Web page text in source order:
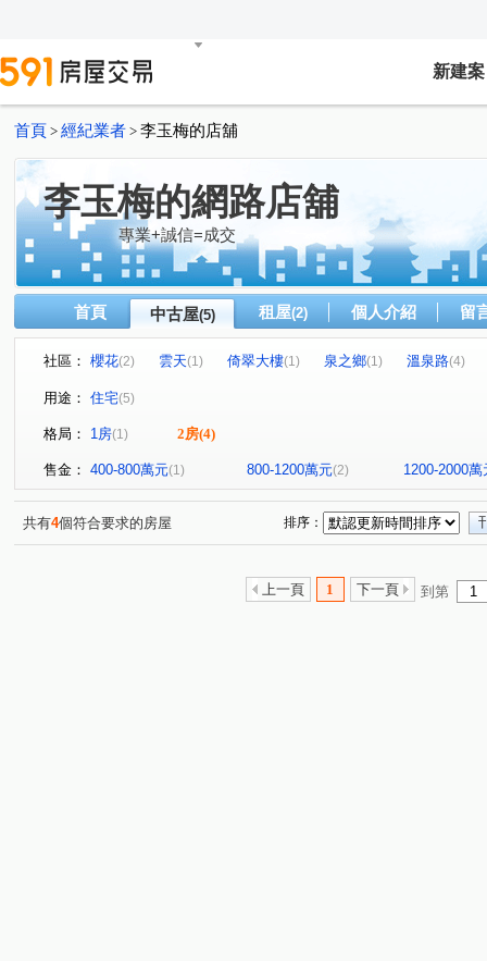
新建案
首頁 > 經紀業者 > 李玉梅的店舖
李玉梅的網路店舖
專業+誠信=成交
首頁 中古屋(5) 租屋(2) 個人介紹 留
社區： 櫻花(2) 雲天(1) 倚翠大樓(1) 泉之鄉(1) 溫泉路(4)
用途： 住宅(5)
格局： 1房(1) 2房(4)
售金： 400-800萬元(1) 800-1200萬元(2) 1200-2000萬
共有4個符合要求的房屋 排序：
上一頁 1 下一頁 到第